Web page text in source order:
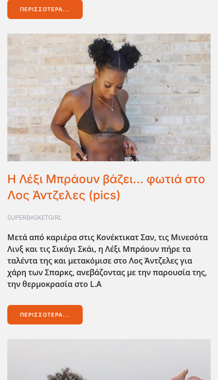
ΠΕΡΙΣΣΌΤΕΡΑ...
Η Λέξι Μπράουν βάζει… φωτιά στο
Λος Άντζελες (pics)
SUPERBASKETGIRL
Μετά από καριέρα στις Κονέκτικατ Σαν, τις Μινεσότα
Λινξ και τις Σικάγι Σκάι, η Λέξι Μπράουν πήρε τα
ταλέντα της και μετακόμισε στο Λος Άντζελες για
χάρη των Σπαρκς, ανεβάζοντας με την παρουσία της,
την θερμοκρασία στο L.A
ΠΕΡΙΣΣΌΤΕΡΑ...